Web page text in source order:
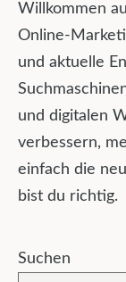
Willkommen
Online-
und aktuelle
und digitalen
verbessern,
einfach die
bist du richtig.
Suchen